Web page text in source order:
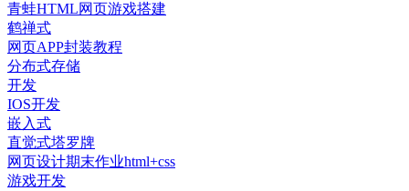
青蛙HTML网页游戏搭建
鹤禅式
网页APP封装教程
分布式存储
开发
IOS开发
嵌入式
直觉式塔罗牌
网页设计期末作业html+css
游戏开发